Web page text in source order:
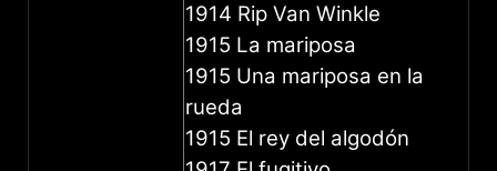
1914 Rip Van Winkle
1915 La mariposa
1915 Una mariposa en la
rueda
1915 El rey del algodón